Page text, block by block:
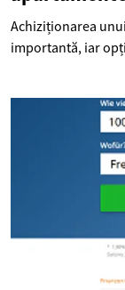
Achiziționarea
importantă, iar